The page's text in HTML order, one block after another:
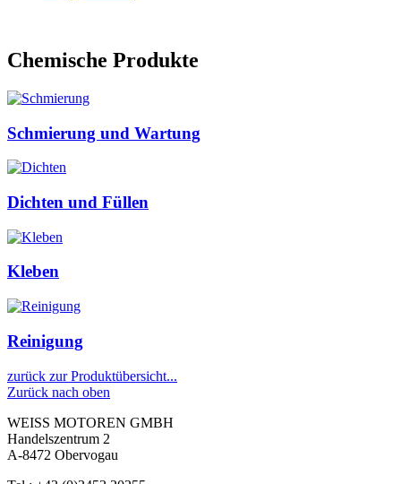
Chemische Produkte
Schmierung und Wartung
Dichten und Füllen
Kleben
Reinigung
zurück zur Produktübersicht...
Zurück nach oben
WEISS MOTOREN GMBH
Handelszentrum 2
A-8472 Obervogau